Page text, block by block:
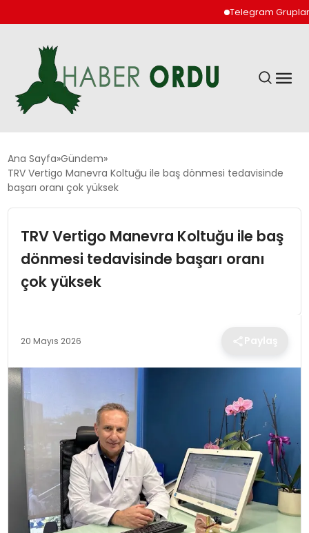
Telegram Grupları
GÜNDEM
DÜNYA
EKONOMI
SIYASET
MAGAZIN
SPOR
YAŞAM
Ana Sayfa Gündem
TRV Vertigo Manevra Koltuğu ile baş dönmesi tedavisinde
başarı oranı çok yüksek
TRV Vertigo Manevra Koltuğu ile baş
dönmesi tedavisinde başarı oranı
çok yüksek
20 Mayıs 2026